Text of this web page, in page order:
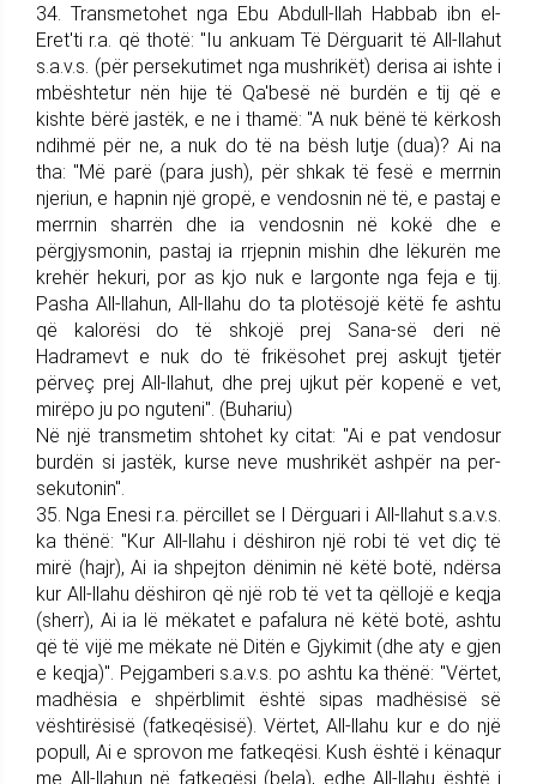
34. Trans­me­tohet nga Ebu Ab­dull-llah Habbab ibn el-
Eret'ti r.a. që thotë: "Iu ankuam Të Dërguarit të All-llahut
s.a.v.s. (për per­se­ku­timet nga mushrikët) derisa ai ishte i
mbështetur nën hije të Qa'besë në burdën e tij që e
kishte bërë jastëk, e ne i thamë: "A nuk bënë të kërkosh
ndihmë për ne, a nuk do të na bësh lutje (dua)? Ai na
tha: "Më parë (para jush), për shkak të fesë e merrnin
njeriun, e hapnin një gropë, e vendosnin në të, e pastaj e
merrnin sharrën dhe ia vendosnin në kokë dhe e
përgjysmonin, pastaj ia rrjepnin mishin dhe lëkurën me
krehër hekuri, por as kjo nuk e largonte nga feja e tij.
Pasha All-llahun, All-llahu do ta plotësojë këtë fe ashtu
që kalorësi do të shkojë prej Sana-së deri në
Hadramevt e nuk do të frikësohet prej askujt tjetër
përveç prej All-llahut, dhe prej ujkut për kopenë e vet,
mirëpo ju po nguteni". (Buhariu)
Në një transmetim shtohet ky citat: "Ai e pat vendosur
burdën si jastëk, kurse neve mushrikët ashpër na per­
sekutonin".
35. Nga Enesi r.a. përcillet se I Dërguari i All-llahut s.a.v.s.
ka thënë: "Kur All-llahu i dëshiron një robi të vet diç të
mirë (hajr), Ai ia shpejton dënimin në këtë botë, ndërsa
kur All-llahu dëshiron që një rob të vet ta qëllojë e keqja
(sherr), Ai ia lë mëkatet e pafalura në këtë botë, ashtu
që të vijë me mëkate në Ditën e Gjykimit (dhe aty e gjen
e keqja)". Pej­gam­be­ri s.a.v.s. po ashtu ka thënë: "Vërtet,
madhë­sia e shpërblimit është sipas ma­dhësisë së
vështirësisë (fat­ke­që­si­së). Vërtet, All-llahu kur e do një
popull, Ai e sprovon me fat­ke­që­si­. Kush është i kënaqur
me All-llahun në fatkeqësi (bela), edhe All-llahu është i